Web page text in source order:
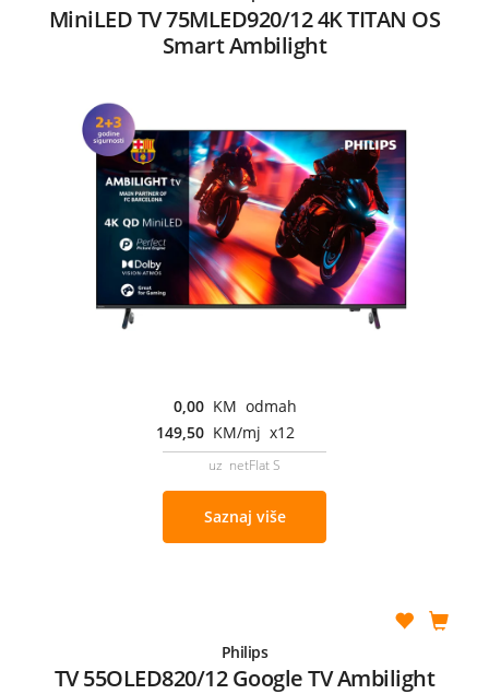
MiniLED TV 75MLED920/12 4K TITAN OS
Smart Ambilight
0,00 KM odmah
149,50 KM/mj x12
uz netFlat S
Saznaj više
Philips
TV 55OLED820/12 Google TV Ambilight